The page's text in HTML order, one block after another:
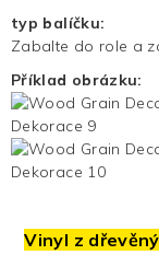
typ balíčku:
Zabalte do role a
Příklad obrázku:
Vinyl z